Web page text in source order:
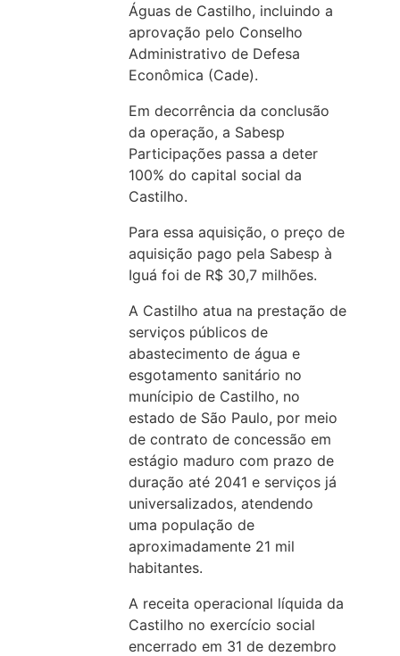
Águas de Castilho, incluindo a
aprovação pelo Conselho
Administrativo de Defesa
Econômica (Cade).
Em decorrência da conclusão
da operação, a Sabesp
Participações passa a deter
100% do capital social da
Castilho.
Para essa aquisição, o preço de
aquisição pago pela Sabesp à
Iguá foi de R$ 30,7 milhões.
A Castilho atua na prestação de
serviços públicos de
abastecimento de água e
esgotamento sanitário no
munícipio de Castilho, no
estado de São Paulo, por meio
de contrato de concessão em
estágio maduro com prazo de
duração até 2041 e serviços já
universalizados, atendendo
uma população de
aproximadamente 21 mil
habitantes.
A receita operacional líquida da
Castilho no exercício social
encerrado em 31 de dezembro